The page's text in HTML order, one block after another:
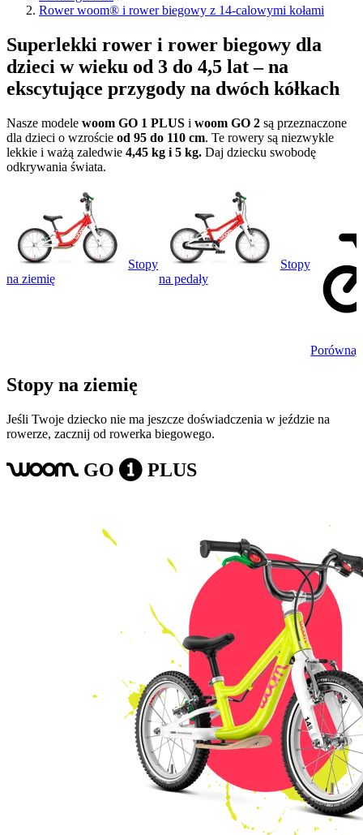
Rower woom® i rower biegowy z 14-calowymi kołami
Superlekki rower i rower biegowy dla
dzieci w wieku od 3 do 4,5 lat – na
ekscytujące przygody na dwóch kółkach
Nasze modele woom GO 1 PLUS i woom GO 2 są przeznaczone
dla dzieci o wzroście od 95 do 110 cm. Te rowery są niezwykle
lekkie i ważą zaledwie 4,45 kg i 5 kg. Daj dziecku swobodę
odkrywania świata.
Stopy
na ziemię
Stopy
na pedały
Stopy na ziemię
Jeśli Twoje dziecko nie ma jeszcze doświadczenia w jeździe na
rowerze, zacznij od rowerka biegowego.
woom GO 1 PLUS